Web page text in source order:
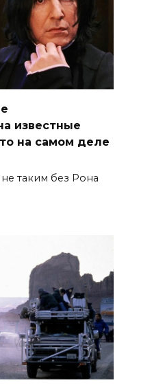
известные
на самом деле
таким без Рона